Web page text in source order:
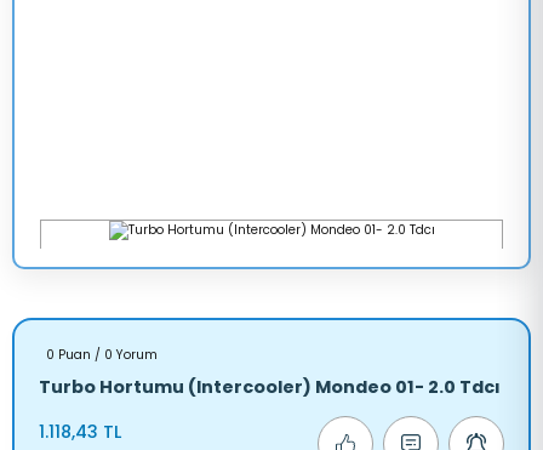
0 Puan / 0 Yorum
Turbo Hortumu (Intercooler) Mondeo 01- 2.0 Tdcı
1.118,43 TL